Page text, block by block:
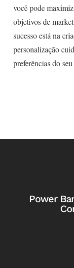
você pode
objetivos de
sucesso está na
personalização
preferências do
Power